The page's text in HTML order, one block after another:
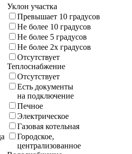
Уклон участка
Превышает 10 градусов
Не более 10 градусов
Не более 5 градусов
Не более 2х градусов
Отсутствует
Теплоснабжение
Отсутствует
Есть документы
на подключение
Печное
Электрическое
Газовая котельная
Городское,
централизованное